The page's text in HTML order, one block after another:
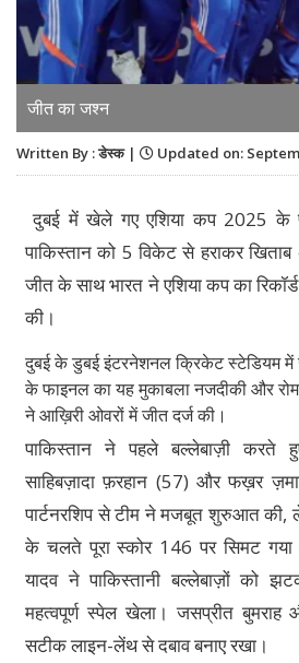
जीत का जश्न
Written By : डेस्क | Updated on:
दुबई में खेले गए एशिया कप 2025 के
पाकिस्तान को 5 विकेट से हराकर
जीत के साथ भारत ने एशिया कप का
की।
दुबई के डुबई इंटरनेशनल क्रिकेट स्टेडियम
के फाइनल का यह मुकाबला नजदीकी और
ने आख़िरी ओवरों में जीत दर्ज की।
पाकिस्तान ने पहले बल्लेबाज़ी
साहिबज़ादा फ़रहान (57) और फख़र
पार्टनरशिप से टीम ने मजबूत शुरुआत
के चलते पूरा स्कोर 146 पर सिमट
यादव ने पाकिस्तानी बल्लेबाज़ों को
महत्वपूर्ण स्पेल खेला। जसप्रीत बुमराह
सटीक लाइन-लेंथ से दबाव बनाए रखा।